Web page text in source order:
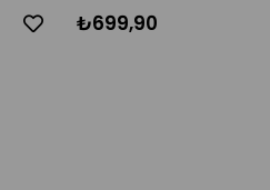
₺699,90